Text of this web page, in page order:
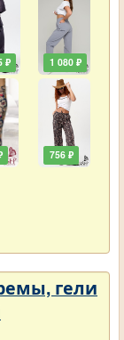
₽ 1 080 ₽
756 ₽
гели